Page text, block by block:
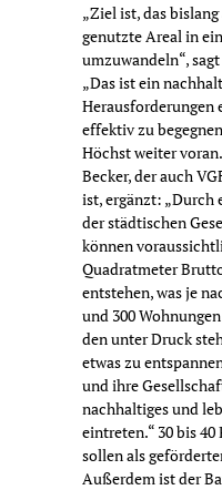
„Ziel ist, das
genutzte Areal in
umzuwandeln“,
„Das ist ein
Herausforderungen
effektiv zu
Höchst weiter
Becker, der auch
ist, ergänzt: „Durch
der städtischen
können
Quadratmeter
entstehen, was je
und 300
den unter Druck
etwas zu
und ihre
nachhaltiges und
eintreten.“ 30 bis
sollen als
Außerdem ist der